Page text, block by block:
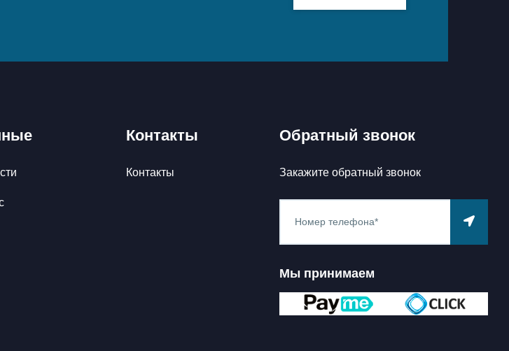
Контакты
Контакты
Обратный звонок
Закажите обратный звонок
Мы принимаем